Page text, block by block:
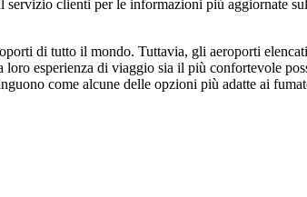
clienti per le informazioni più aggiornate
di tutto il mondo. Tuttavia, gli aeroporti
loro esperienza di viaggio sia il più confortevole
come alcune delle opzioni più adatte ai